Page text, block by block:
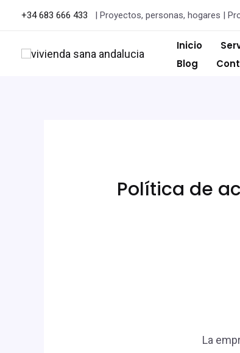
+34 683 666 433 | Proyectos, personas, hogares |
Inicio
Blog
Política de
La